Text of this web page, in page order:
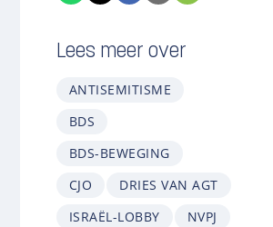
Lees meer over
ANTISEMITISME
BDS
BDS-BEWEGING
CJO
DRIES VAN AGT
ISRAËL-LOBBY
NVPJ